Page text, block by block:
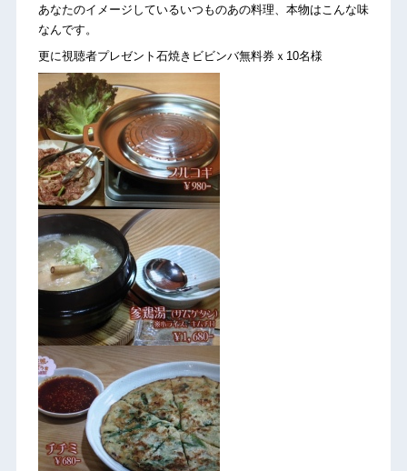
あなたのイメージしているいつものあの料理、本物はこんな味
なんです。
更に視聴者プレゼント石焼きビビンバ無料券ｘ10名様